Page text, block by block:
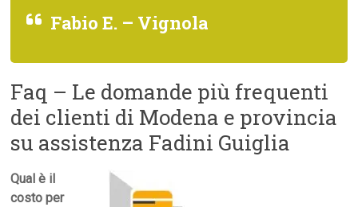
Fabio E. – Vignola
Faq – Le domande più frequenti
dei clienti di Modena e provincia
su assistenza Fadini Guiglia
Qual è il
costo per